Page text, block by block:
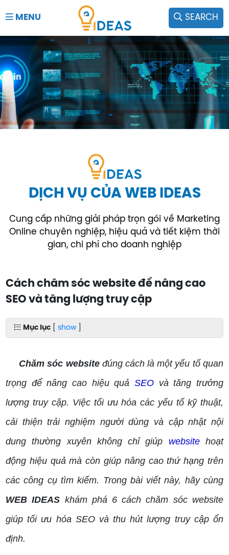
MENU SEARCH
DỊCH VỤ CỦA WEB IDEAS
Cung cấp những giải pháp trọn gói về Marketing
Online chuyên nghiệp, hiệu quả và tiết kiệm thời
gian, chi phí cho doanh nghiệp
Cách chăm sóc website để nâng cao
SEO và tăng lượng truy cập
Mục lục [show]
Chăm sóc websiteđúng cách là một yếu tố quan
trọng để nâng cao hiệu quả SEOvà tăng trưởng
lượng truy cập. Việc tối ưu hóa các yếu tố kỹ thuật,
cải thiện trải nghiệm người dùng và cập nhật nội
dung thường xuyên không chỉ giúp websitehoạt
động hiệu quả mà còn giúp nâng cao thứ hạng trên
các công cụ tìm kiếm. Trong bài viết này, hãy cùng
WEB IDEAS khám phá 6 cách chăm sóc website
giúp tối ưu hóa SEO và thu hút lượng truy cập ổn
định.